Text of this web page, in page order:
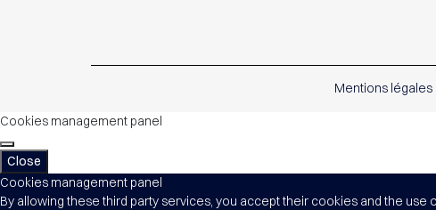
Mentions légales
Cookies management panel
Close
Cookies management panel
By allowing these third party services, you accept their cookies and the